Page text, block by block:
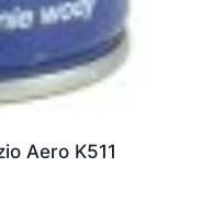
Aero K511